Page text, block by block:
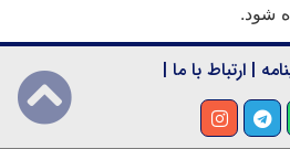
شود.
| ارتباط با ما |